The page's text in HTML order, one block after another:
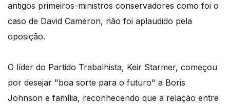
antigos primeiros-ministros conservadores como foi o
caso de David Cameron, não foi aplaudido pela
oposição.
O líder do Partido Trabalhista, Keir Starmer, começou
por desejar "boa sorte para o futuro" a Boris
Johnson e família, reconhecendo que a relação entre